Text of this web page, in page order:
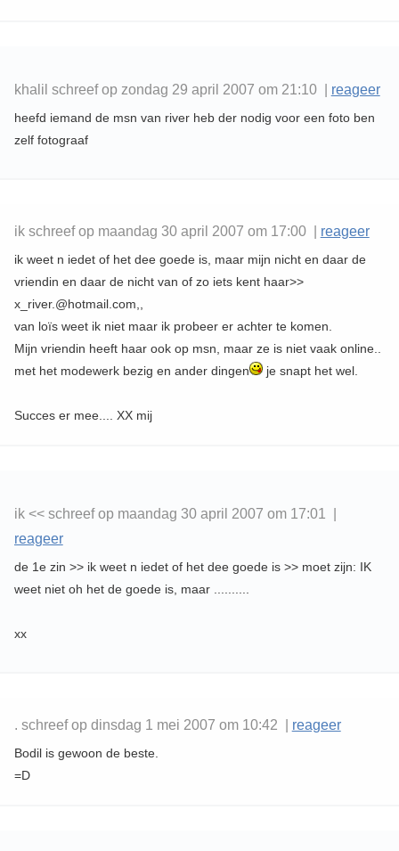
khalil schreef op zondag 29 april 2007 om 21:10 | reageer
heefd iemand de msn van river heb der nodig voor een foto ben
zelf fotograaf
ik schreef op maandag 30 april 2007 om 17:00 | reageer
ik weet n iedet of het dee goede is, maar mijn nicht en daar de
vriendin en daar de nicht van of zo iets kent haar>>
x_river.@hotmail.com,,
van loïs weet ik niet maar ik probeer er achter te komen.
Mijn vriendin heeft haar ook op msn, maar ze is niet vaak online..
met het modewerk bezig en ander dingen
je snapt het wel.
Succes er mee.... XX mij
ik << schreef op maandag 30 april 2007 om 17:01 |
reageer
de 1e zin >> ik weet n iedet of het dee goede is >> moet zijn: IK
weet niet oh het de goede is, maar ..........
xx
. schreef op dinsdag 1 mei 2007 om 10:42 | reageer
Bodil is gewoon de beste.
=D